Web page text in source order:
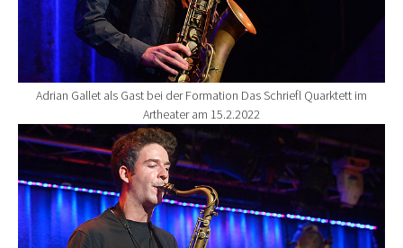
Adrian Gallet als Gast bei der Formation Das Schriefl Quarktett im
Artheater am 15.2.2022
Show larger version for: